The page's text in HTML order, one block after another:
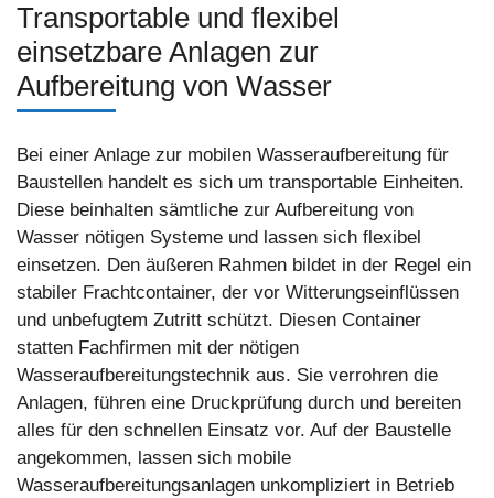
Transportable und flexibel
einsetzbare Anlagen zur
Aufbereitung von Wasser
Bei einer Anlage zur mobilen Wasseraufbereitung für
Baustellen handelt es sich um transportable Einheiten.
Diese beinhalten sämtliche zur Aufbereitung von
Wasser nötigen Systeme und lassen sich flexibel
einsetzen. Den äußeren Rahmen bildet in der Regel ein
stabiler Frachtcontainer, der vor Witterungseinflüssen
und unbefugtem Zutritt schützt. Diesen Container
statten Fachfirmen mit der nötigen
Wasseraufbereitungstechnik aus. Sie verrohren die
Anlagen, führen eine Druckprüfung durch und bereiten
alles für den schnellen Einsatz vor. Auf der Baustelle
angekommen, lassen sich mobile
Wasseraufbereitungsanlagen unkompliziert in Betrieb